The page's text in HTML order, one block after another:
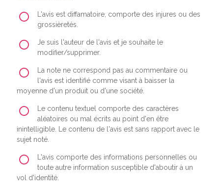
L'avis est diffamatoire, comporte des injures ou des
grossièretés.
Je suis l'auteur de l'avis et je souhaite le
modifier/supprimer.
La note ne correspond pas au commentaire ou
l'avis est identifié comme visant à baisser la
moyenne d'un produit ou d'une société.
Le contenu textuel comporte des caractères
aléatoires ou mal écrits au point d'en être
inintelligible. Le contenu de l'avis est sans rapport avec le
sujet noté.
L'avis comporte des informations personnelles ou
toute autre information susceptible d'aboutir à un
vol d'identité.